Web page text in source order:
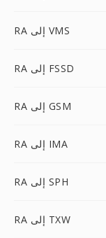
RA إلى VMS
RA إلى FSSD
RA إلى GSM
RA إلى IMA
RA إلى SPH
RA إلى TXW